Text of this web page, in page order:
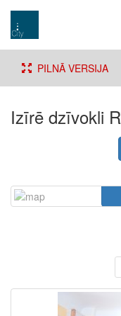
PILNĀ VERSIJA
Izīrē dzīvokli